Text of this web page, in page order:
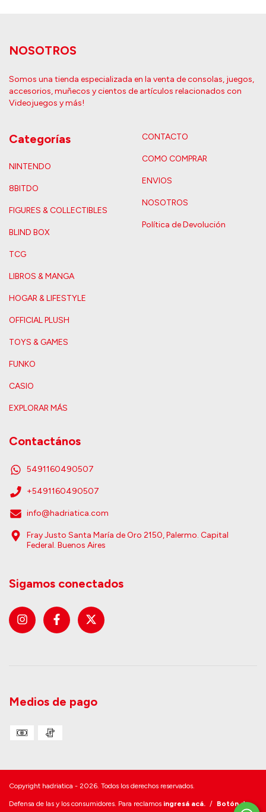
NOSOTROS
Somos una tienda especializada en la venta de consolas, juegos,
accesorios, muñecos y cientos de artículos relacionados con
Videojuegos y más!
Categorías
NINTENDO
8BITDO
FIGURES & COLLECTIBLES
BLIND BOX
TCG
LIBROS & MANGA
HOGAR & LIFESTYLE
OFFICIAL PLUSH
TOYS & GAMES
FUNKO
CASIO
EXPLORAR MÁS
CONTACTO
COMO COMPRAR
ENVIOS
NOSOTROS
Política de Devolución
Contactános
5491160490507
+5491160490507
info@hadriatica.com
Fray Justo Santa María de Oro 2150, Palermo. Capital
Federal. Buenos Aires
Sigamos conectados
Medios de pago
Copyright hadriatica - 2026. Todos los derechos reservados.
Defensa de las y los consumidores. Para reclamos ingresá acá. / Botón de